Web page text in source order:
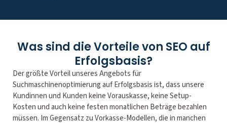
Was sind die Vorteile von SEO auf
Erfolgsbasis?
Der größte Vorteil unseres Angebots für
Suchmaschinenoptimierung auf Erfolgsbasis ist, dass unsere
Kundinnen und Kunden keine Vorauskasse, keine Setup-
Kosten und auch keine festen monatlichen Beträge bezahlen
müssen. Im Gegensatz zu Vorkasse-Modellen, die in manchen